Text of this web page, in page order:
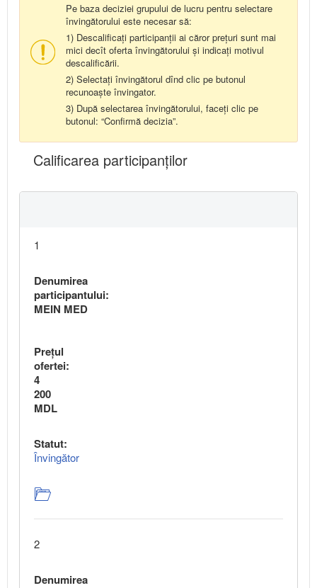
Pe baza deciziei grupului de lucru pentru selectare
învingătorului este necesar să:
1) Descalificați participanții ai căror prețuri sunt mai
mici decît oferta învingătorului și indicați motivul
descalificării.
2) Selectați învingătorul dînd clic pe butonul
recunoaște învingator.
3) După selectarea învingătorului, faceți clic pe
butonul: “Confirmă decizia”.
Calificarea participanţilor
1
Denumirea
participantului:
MEIN MED
Preţul
ofertei:
4
200
MDL
Statut:
Învingător
2
Denumirea